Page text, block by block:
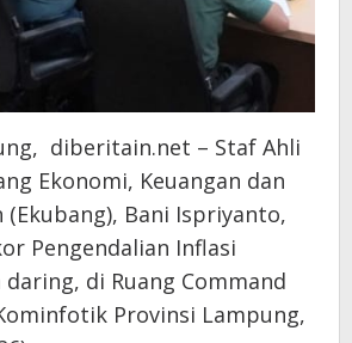
diberitain.net – Staf Ahli
Ekonomi, Keuangan dan
(Ekubang), Bani Ispriyanto,
Pengendalian Inflasi
daring, di Ruang Command
Provinsi Lampung,